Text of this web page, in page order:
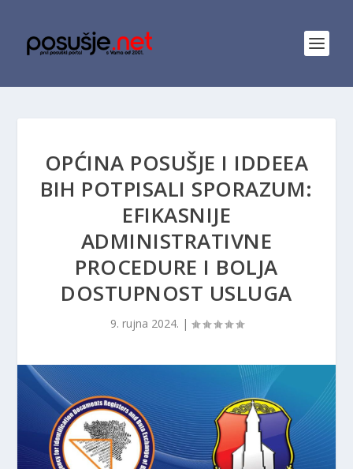
OPĆINA POSUŠJE I IDDEEA
BIH POTPISALI SPORAZUM:
EFIKASNIJE
ADMINISTRATIVNE
PROCEDURE I BOLJA
DOSTUPNOST USLUGA
9. rujna 2024. |